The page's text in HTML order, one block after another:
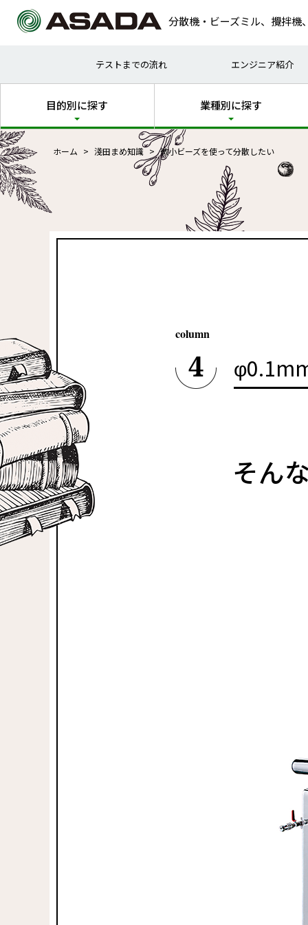
分散機・ビーズミル、攪拌機
テストまでの流れ エンジニア紹介
目的別に探す
試
乾
業種別に探す
塗
化
ホーム 淺田まめ知識 微小ビーズを使って分散したい
4
そん